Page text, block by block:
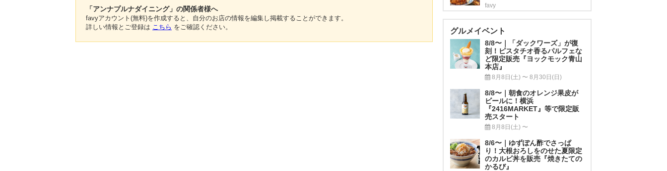
「アンナプルナダイニング」の関係者様へ
favyアカウント(無料)を作成すると、自分のお店の情報を編集し掲載することができます。
詳しい情報とご登録は こちら をご確認ください。
favy
グルメイベント
8/8〜｜「ダックワーズ」が復
刻！ピスタチオ香るパルフェな
ど限定販売『ヨックモック青山
本店』
8月8日(土) 〜 8月30日(日)
8/8〜｜朝食のオレンジ果皮が
ビールに！横浜
『2416MARKET』等で限定販
売スタート
8月8日(土) 〜
8/6〜｜ゆずぽん酢でさっぱ
り！大根おろしをのせた夏限定
のカルビ丼を販売『焼きたての
かるび』